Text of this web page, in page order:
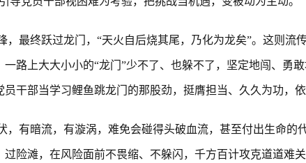
最终跃过龙门，“天火自后烧其尾，乃化为龙矣”。这则流
上大大小小的“龙门”少不了、也躲不了，坚定地闯、勇
干部当学习鲤鱼跳龙门的那股劲，挺膺担当、久久为功，
有暗流，有漩涡，难免会碰得头破血流，甚至付出生命的
险滩，在风险面前不畏缩、不躲闪，千方百计攻克道道难